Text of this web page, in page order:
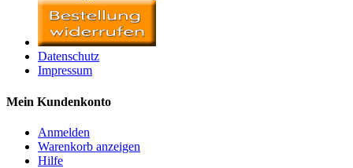
Datenschutz
Impressum
Mein Kundenkonto
Anmelden
Warenkorb anzeigen
Hilfe